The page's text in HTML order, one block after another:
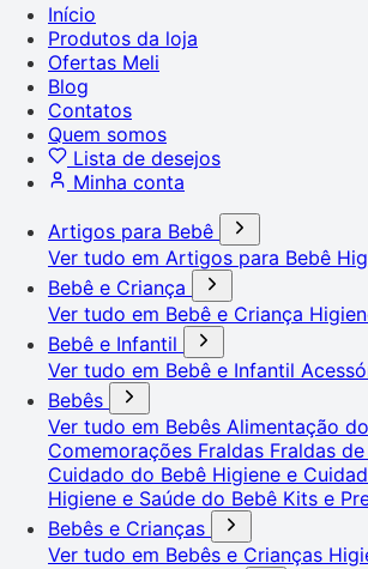
Início
Produtos da loja
Ofertas Meli
Blog
Contatos
Quem somos
Lista de desejos
Minha conta
Artigos para Bebê
Ver tudo em Artigos para Bebê
Bebê e Criança
Ver tudo em Bebê e Criança
Bebê e Infantil
Ver tudo em Bebê e Infantil
Bebês
Ver tudo em Bebês Alimentação
Comemorações Fraldas Fraldas
Cuidado do Bebê Higiene e
Higiene e Saúde do Bebê Kits e
Bebês e Crianças
Ver tudo em Bebês e Crianças